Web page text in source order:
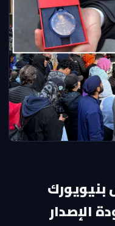
الإصدار